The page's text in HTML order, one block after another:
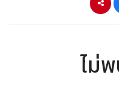
ไม่